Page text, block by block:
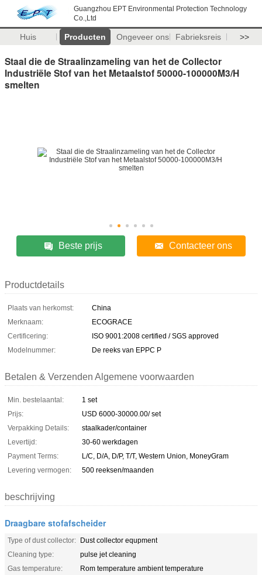
Guangzhou EPT Environmental Protection Technology
Co.,Ltd
Huis Producten Ongeveer ons Fabrieksreis >>
Staal die de Straalinzameling van het de Collector
Industriële Stof van het Metaalstof 50000-100000M3/H
smelten
Beste prijs Contacteer ons
Productdetails
Plaats van herkomst:
China
Merknaam:
ECOGRACE
Certificering:
ISO 9001:2008 certified / SGS approved
Modelnummer:
De reeks van EPPC P
Betalen & Verzenden Algemene voorwaarden
Min. bestelaantal:
1 set
Prijs:
USD 6000-30000.00/ set
Verpakking Details:
staalkader/container
Levertijd:
30-60 werkdagen
Payment Terms:
L/C, D/A, D/P, T/T, Western Union, MoneyGram
Levering vermogen:
500 reeksen/maanden
beschrijving
Draagbare stofafscheider
Type of dust collector: Dust collector equpment
Cleaning type:
pulse jet cleaning
Gas temperature:
Rom temperature ambient temperature